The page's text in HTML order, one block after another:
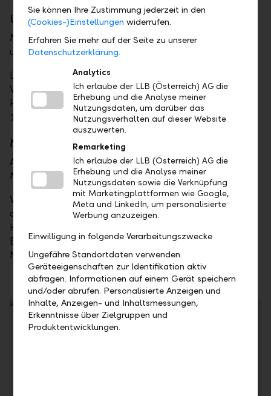
Unabhängige Meldestelle
Meldungen können in brieflicher Form an die
unabhängigen Meldestelle gesandt werden:
Liechtensteinische Landesbank (Österreich) AG
Whistleblowing Stelle
Hessgasse 1
1010 Wien
Meldung mittels Online-Formular
Alternativ können Sie hier auch gerne eine Online-
Meldung mittels Kontaktformular abgeben.
Wir bieten Ihnen hier mittels eines Online-Formulars
die Möglichkeit, im Rahmen des
Hinweisgeberverfahrens Hinweise zu erstatten, bei
Bedarf auch unter Verzicht auf Nennung Ihres
Namens.
Sie können Ihre Zustimmung jederzeit in den
(Cookies-)Einstellungen widerrufen.
Erfahren Sie mehr auf der Seite zu unserer
Datenschutzerklärung.
Analytics
Ich erlaube der LLB (Österreich) AG die
Erhebung und die Analyse meiner
Nutzungsdaten, um darüber das
Nutzungsverhalten auf dieser Website
auszuwerten.
Remarketing
Ich erlaube der LLB (Österreich) AG die
Erhebung und die Analyse meiner
Nutzungsdaten sowie die Verknüpfung
mit Marketingplattformen wie Google,
Meta und LinkedIn, um personalisierte
Werbung anzuzeigen.
Einwilligung in folgende Verarbeitungszwecke
Ungefähre Standortdaten verwenden.
Geräteeigenschaften zur Identifikation aktiv
abfragen. Informationen auf einem Gerät speichern
und/oder abrufen. Personalisierte Anzeigen und
Inhalte, Anzeigen- und Inhaltsmessungen,
Erkenntnisse über Zielgruppen und
Produktentwicklungen.